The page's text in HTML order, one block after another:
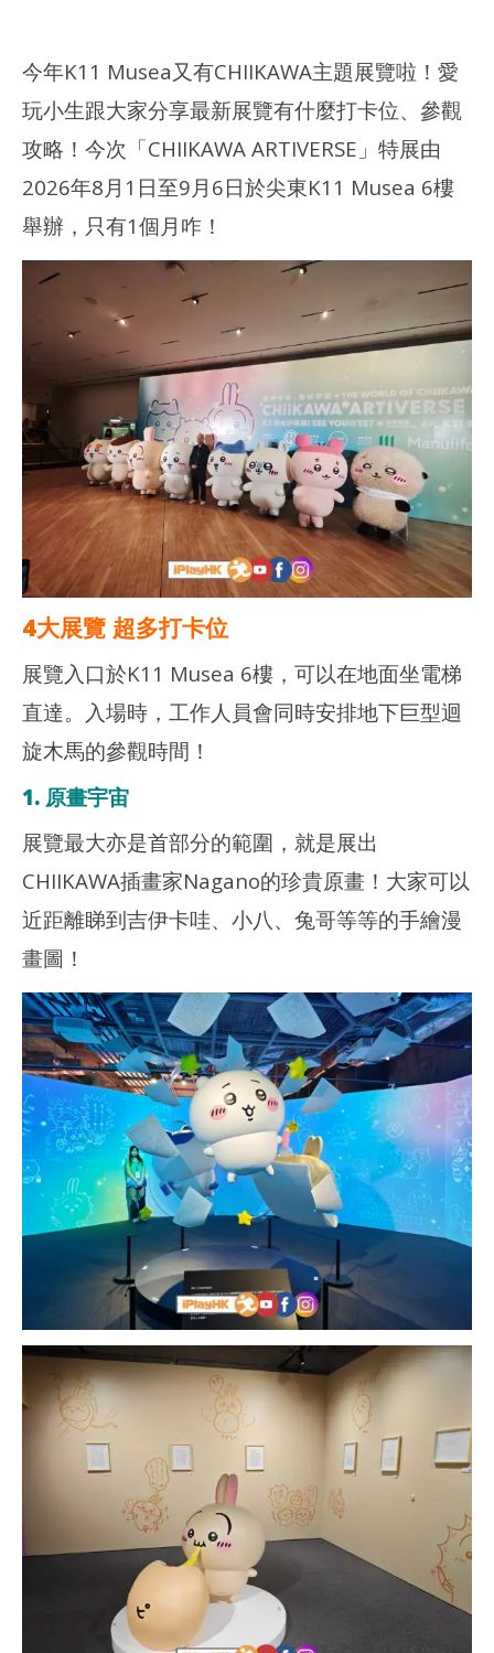
NOW VIEWING
多圖分享｜CHIIKAWA ARTIVERSE 特展2026 – 打卡位！旋轉木
馬！
2026
年 8
月 2
日
香
港
愛
月 2
日
港
玩
生
今年K11 Musea又有CHIIKAWA主題展覽啦！愛
玩小生跟大家分享最新展覽有什麼打卡位、參觀
攻略！今次「CHIIKAWA ARTIVERSE」特展由
2026年8月1日至9月6日於尖東K11 Musea 6樓
舉辦，只有1個月咋！
4大展覽 超多打卡位
展覽入口於K11 Musea 6樓，可以在地面坐電梯
直達。入場時，工作人員會同時安排地下巨型迴
旋木馬的參觀時間！
1. 原畫宇宙
展覽最大亦是首部分的範圍，就是展出
CHIIKAWA插畫家Nagano的珍貴原畫！大家可以
近距離睇到吉伊卡哇、小八、兔哥等等的手繪漫
畫圖！